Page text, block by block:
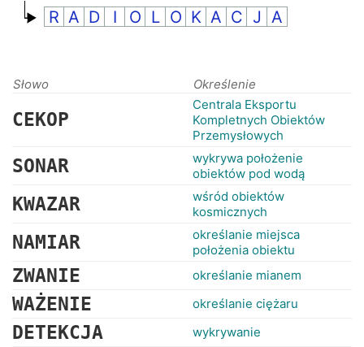
RANKINGI
R A D I O L O K A C J A
Słowo Określenie
CEKOP
Centrala Eksportu
Kompletnych Obiektów
Przemysłowych
SONAR
wykrywa położenie
obiektów pod wodą
KWAZAR
wśród obiektów
kosmicznych
NAMIAR
określanie miejsca
położenia obiektu
ZWANIE określanie mianem
WAŻENIE określanie ciężaru
DETEKCJA wykrywanie